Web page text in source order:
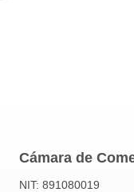
Cámara de
NIT: 891080019